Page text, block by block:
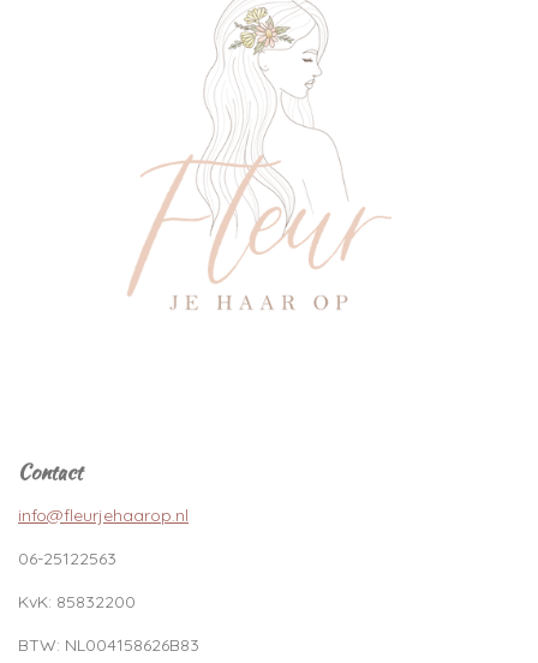
Contact
info@fleurjehaarop.nl
06-25122563
KvK: 85832200
BTW: NL004158626B83